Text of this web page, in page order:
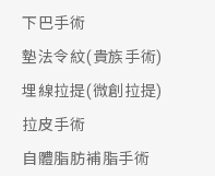
下巴手術
墊法令紋(貴族手術)
埋線拉提(微創拉提)
拉皮手術
自體脂肪補脂手術